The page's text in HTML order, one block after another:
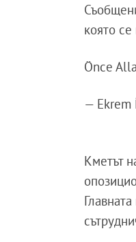
която
Önce
— Ekrem
Кметът